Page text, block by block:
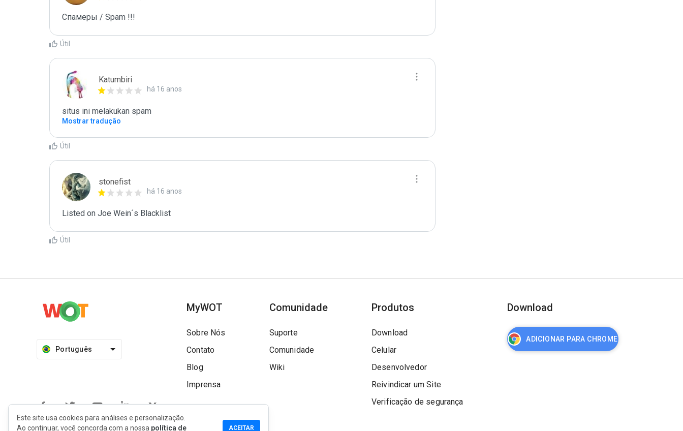
Спамеры / Spam !!!
Útil
Katumbiri
há 16 anos
situs ini melakukan spam
Mostrar tradução
Útil
stonefist
há 16 anos
Listed on Joe Wein´s Blacklist
Útil
Português
MyWOT
Sobre Nós
Contato
Blog
Imprensa
Comunidade
Suporte
Comunidade
Wiki
Produtos
Download
Celular
Desenvolvedor
Reivindicar um Site
Verificação de segurança
Download
ADICIONAR PARA CHROME
Este site usa cookies para análises e personalização.
Ao continuar, você concorda com a nossa política de ACEITAR